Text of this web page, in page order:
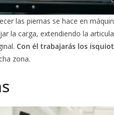
las piernas se hace en
la carga, extendiendo la
Con él trabajarás los
zona.